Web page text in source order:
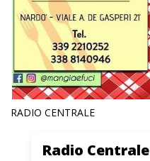
RADIO CENTRALE
Radio Centrale